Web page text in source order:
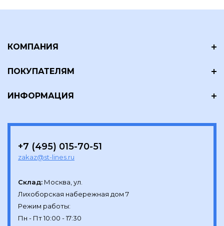
КОМПАНИЯ
ПОКУПАТЕЛЯМ
ИНФОРМАЦИЯ
+7 (495) 015-70-51
zakaz@st-lines.ru
Склад: Москва, ул.
Лихоборская набережная дом 7
Режим работы: